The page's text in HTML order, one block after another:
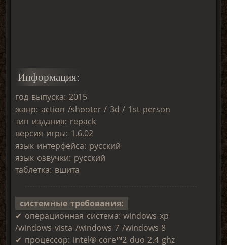
Информация:
год выпуска: 2015
жанр: action /shooter / 3d / 1st person
тип издания: repack
версия игры: 1.6.02
язык интерфейса: русский
язык озвучки: русский
таблетка: вшита
системные требования:
✔ операционная система: windows xp
/windows vista /windows 7 /windows 8
✔ процессор: intel® core™2 duo 2.4 ghz